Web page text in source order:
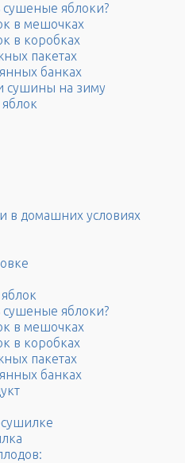
сушеные яблоки?
в мешочках
в коробках
пакетах
банках
сушины на зиму
в домашних условиях
сушеные яблоки?
в мешочках
в коробках
пакетах
банках